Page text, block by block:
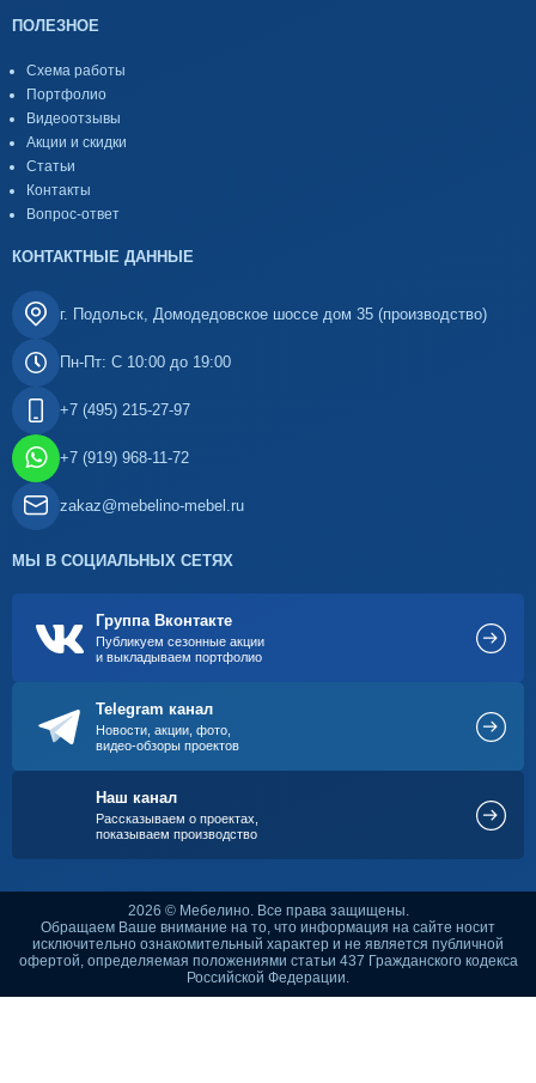
ПОЛЕЗНОЕ
Схема работы
Портфолио
Видеоотзывы
Акции и скидки
Статьи
Контакты
Вопрос-ответ
КОНТАКТНЫЕ ДАННЫЕ
г. Подольск, Домодедовское шоссе дом 35 (производство)
Пн-Пт: С 10:00 до 19:00
+7 (495) 215-27-97
+7 (919) 968-11-72
zakaz@mebelino-mebel.ru
МЫ В СОЦИАЛЬНЫХ СЕТЯХ
Группа Вконтакте
Публикуем сезонные акции
и выкладываем портфолио
Telegram канал
Новости, акции, фото,
видео-обзоры проектов
Наш канал
Рассказываем о проектах,
показываем производство
2026 © Мебелино. Все права защищены.
Обращаем Ваше внимание на то, что информация на сайте носит
исключительно ознакомительный характер и не является публичной
офертой, определяемая положениями статьи 437 Гражданского кодекса
Российской Федерации.